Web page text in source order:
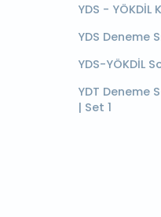
YDS -
YDS Deneme
YDS-YÖKDİL
YDT Deneme
| Set 1